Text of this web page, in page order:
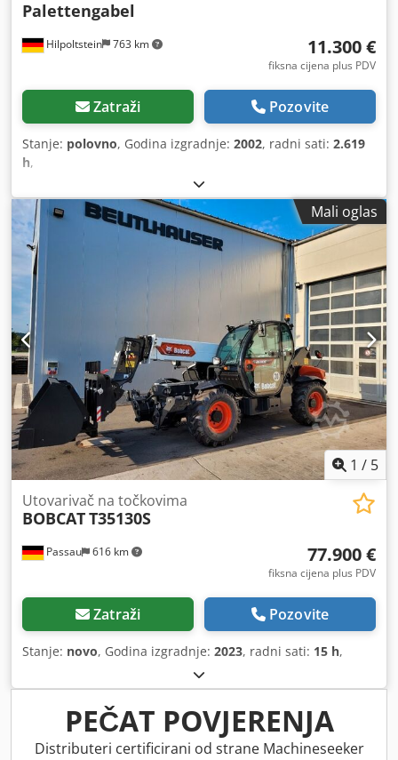
Hilpoltstein 763 km
Palettengabel
11.300 €
fiksna cijena plus PDV
Zatraži Pozovite
Stanje: polovno, Godina izgradnje: 2002, radni sati: 2.619
h,
Mali oglas
1 / 5
Passau 616 km
Utovarivač na točkovima
BOBCATT35130S
77.900 €
fiksna cijena plus PDV
Zatraži Pozovite
Stanje: novo, Godina izgradnje: 2023, radni sati: 15 h,
PEČAT POVJERENJA
Distributeri certificirani od strane Machineseeker